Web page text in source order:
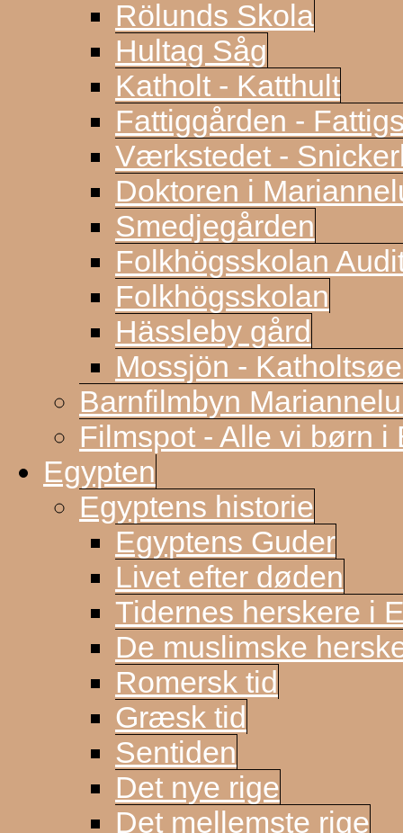
Rölunds Skola
Hultag Såg
Katholt - Katthult
Fattiggården -
Værkstedet -
Doktoren i
Smedjegården
Folkhögsskolan
Folkhögsskolan
Hässleby gård
Mossjön -
Barnfilmbyn
Filmspot - Alle vi børn i
Egypten
Egyptens historie
Egyptens Guder
Livet efter døden
Tidernes herskere i
De muslimske
Romersk tid
Græsk tid
Sentiden
Det nye rige
Det mellemste rige